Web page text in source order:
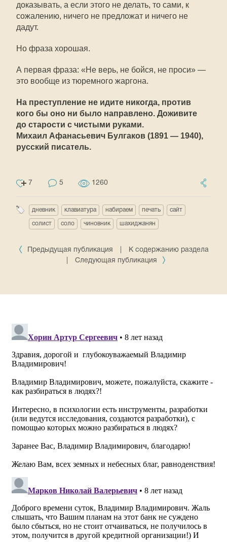
доказывать, а если этого не делать, то сами, к
сожалению, ничего не предложат и ничего не
дадут.
Но фраза хорошая.
А первая фраза: «Не верь, не бойся, не проси» —
это вообще из тюремного жаргона.
На преступление не идите никогда, против
кого бы оно ни было направлено. Доживите
до старости с чистыми руками.
Михаил Афанасьевич Булгаков (1891 — 1940),
русский писатель.
7 5 1260
дневник клавиатура набираем печать сайт
солист соло чиновник шахиджанян
Предыдущая публикация
К содержанию раздела
Следующая публикация